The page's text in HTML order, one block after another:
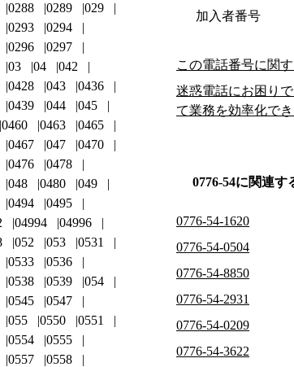
加入者番号
この電話番号に関
迷惑電話にお困り
て業務を効率化でき
0776-54に関連す
0776-54-1620
0776-54-0504
0776-54-8850
0776-54-2931
0776-54-0209
0776-54-3622
0288 0289
029
0293
0294
0296
0297
03 04
042
0428 043
0436
0439 044
045
0460 0463
0465
0467 047
0470
0476
0478
048 0480
049
0494
0495
04994
04996
052 053
0531
0533
0536
0538 0539
054
0545
0547
055 0550
0551
0554
0555
0557
0558